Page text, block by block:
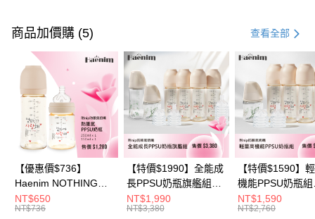
信用卡一次付款
信用卡分期付款
3 期 0 利率 每期 NT$116 21家銀行
合作金庫商業銀行
第一商業銀行
華南商業銀行
彰化商業銀行
上海商業儲蓄銀行
台北富邦商業銀行
國泰世華商業銀行
兆豐國際商業銀行
臺灣中小企業銀行
台中商業銀行
匯豐（台灣）商業銀行
華泰商業銀行
遠東國際商業銀行
元大商業銀行
6 期 0 利率 每期NT$58 21家銀行
合作金庫商業銀行
第一商業銀行
華南商業銀行
彰化商業銀行
上海商業儲蓄銀行
台北富邦商業銀行
國泰世華商業銀行
兆豐國際商業銀行
臺灣中小企業銀行
台中商業銀行
匯豐（台灣）商業銀行
華泰商業銀行
聯邦商業銀行
超商取貨付款
LINE Pay
Apple Pay
悠遊付
商品加價購 (5) 查看全部
【優惠價$736】
Haenim NOTHING™
多合一PPSU防脹氣奶
瓶 2入組
NT$650
NT$736
【特價$1990】全能成
長PPSU奶瓶旗艦組
(PPSU奶瓶
250ml*4+玻璃奶瓶
NT$1,990
NT$3,380
【特價$1590】
機能PPSU奶瓶組
(PPSU奶瓶
250ml*4+玻璃奶
NT$1,590
NT$2,760